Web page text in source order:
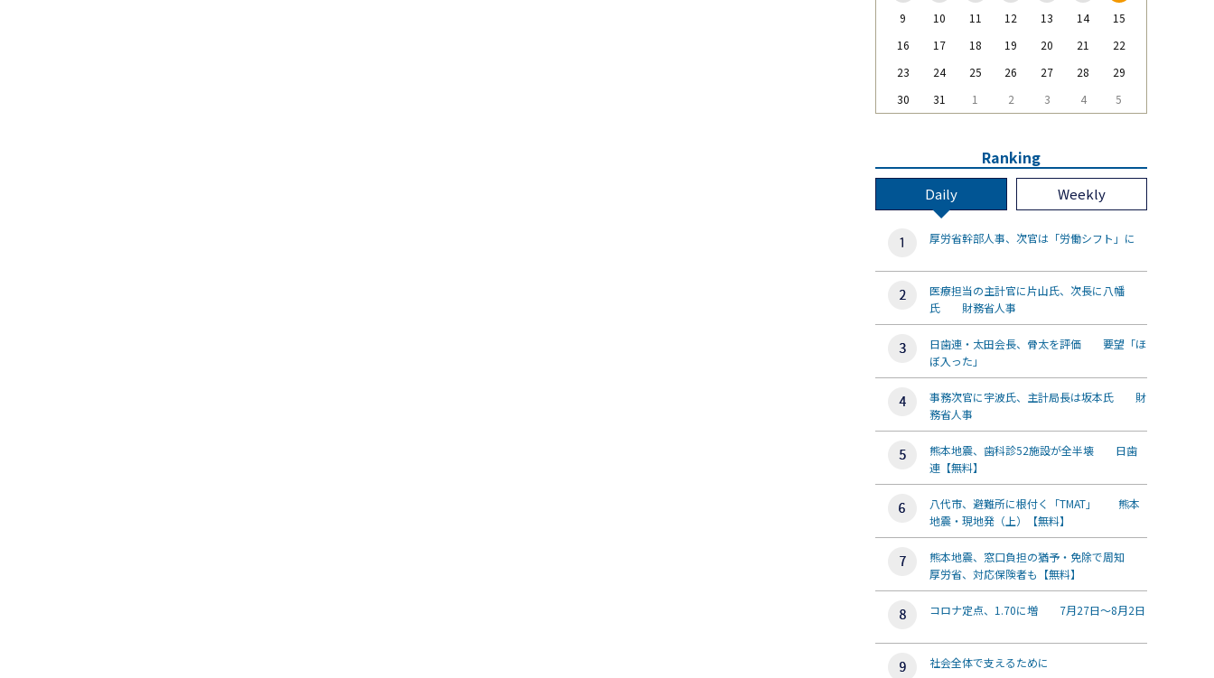
9
10 11 12 13 14
15
16
17 18 19 20 21
22
23
24 25 26 27 28
29
30
31 1 2 3 4 5
Ranking
Daily Weekly
厚労省幹部人事、次官は「労働シフト」に
医療担当の主計官に片山氏、次長に八幡
氏 財務省人事
日歯連・太田会長、骨太を評価 要望「ほ
ぼ入った」
事務次官に宇波氏、主計局長は坂本氏 財
務省人事
熊本地震、歯科診52施設が全半壊 日歯
連【無料】
八代市、避難所に根付く「TMAT」 熊本
地震・現地発（上）【無料】
熊本地震、窓口負担の猶予・免除で周知
厚労省、対応保険者も【無料】
コロナ定点、1.70に増 7月27日～8月2日
社会全体で支えるために